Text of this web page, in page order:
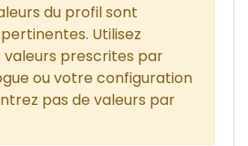
du profil sont
Utilisez
valeurs prescrites par
ou votre configuration
pas de valeurs par